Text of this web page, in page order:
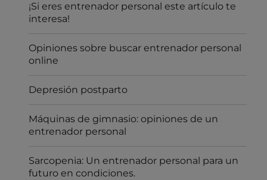
¡Si eres entrenador personal este artículo te
interesa!
Opiniones sobre buscar entrenador personal
online
Depresión postparto
Máquinas de gimnasio: opiniones de un
entrenador personal
Sarcopenia: Un entrenador personal para un
futuro en condiciones.